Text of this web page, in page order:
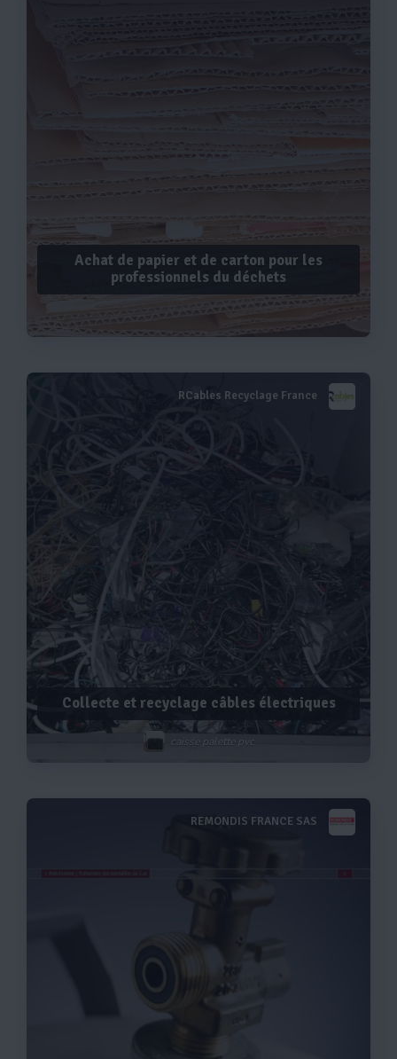
Achat de papier et de carton pour les
professionnels du déchets
Voir plus
RCables Recyclage France
Collecte et recyclage câbles électriques
caisse palette pvc
Voir plus
REMONDIS FRANCE SAS